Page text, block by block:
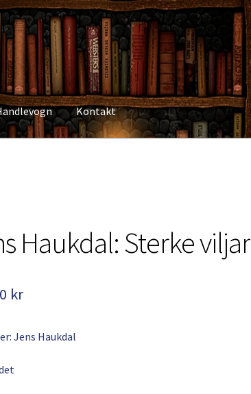
Kontakt
Haukdal: Sterke viljar
kr
Jens Haukdal